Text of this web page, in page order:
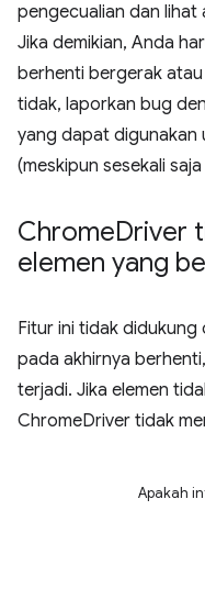
pengecualian dan
Jika demikian, Anda
berhenti bergerak
tidak, laporkan bug
yang dapat digunakan
(meskipun sesekali
ChromeDriver
elemen yang
Fitur ini tidak didukung
pada akhirnya
terjadi. Jika elemen
ChromeDriver tidak
Apakah